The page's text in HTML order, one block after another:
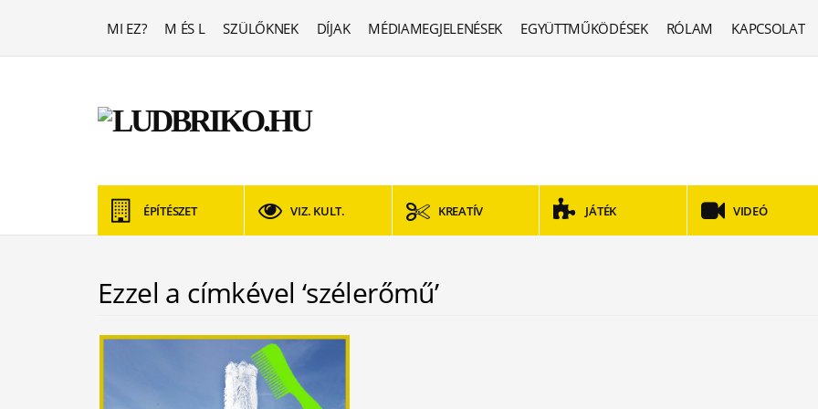
MI EZ? M ÉS L SZÜLŐKNEK DÍJAK MÉDIAMEGJELENÉSEK EGYÜTTMŰKÖDÉSEK RÓLAM KAPCSOLAT
ÉPÍTÉSZET VIZ. KULT. KREATÍV JÁTÉK VIDEÓ
Ezzel a címkével ‘szélerőmű’